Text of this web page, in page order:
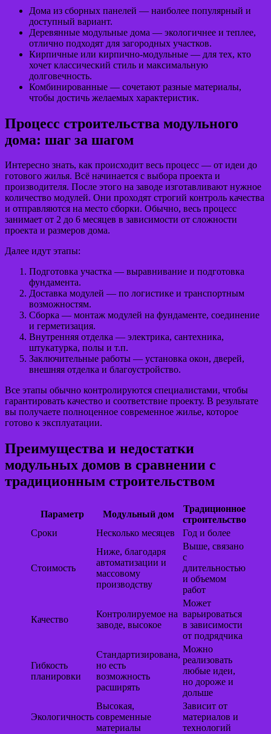
Дома из сборных панелей — наиболее популярный и
доступный вариант.
Деревянные модульные дома — экологичнее и теплее,
отлично подходят для загородных участков.
Кирпичные или кирпично-модульные — для тех, кто
хочет классический стиль и максимальную
долговечность.
Комбинированные — сочетают разные материалы,
чтобы достичь желаемых характеристик.
Процесс строительства модульного
дома: шаг за шагом
Интересно знать, как происходит весь процесс — от идеи до
готового жилья. Всё начинается с выбора проекта и
производителя. После этого на заводе изготавливают нужное
количество модулей. Они проходят строгий контроль качества
и отправляются на место сборки. Обычно, весь процесс
занимает от 2 до 6 месяцев в зависимости от сложности
проекта и размеров дома.
Далее идут этапы:
Подготовка участка — выравнивание и подготовка
фундамента.
Доставка модулей — по логистике и транспортным
возможностям.
Сборка — монтаж модулей на фундаменте, соединение
и герметизация.
Внутренняя отделка — электрика, сантехника,
штукатурка, полы и т.п.
Заключительные работы — установка окон, дверей,
внешняя отделка и благоустройство.
Все этапы обычно контролируются специалистами, чтобы
гарантировать качество и соответствие проекту. В результате
вы получаете полноценное современное жилье, которое
готово к эксплуатации.
Преимущества и недостатки
модульных домов в сравнении с
традиционным строительством
Параметр Модульный дом
Традиционное
строительство
Сроки
Несколько месяцев Год и более
Стоимость
Ниже, благодаря
автоматизации и
массовому
производству
Выше, связано
с
длительностью
и объемом
работ
Качество
Контролируемое на
заводе, высокое
Может
варьироваться
в зависимости
от подрядчика
Гибкость
планировки
Стандартизирована,
но есть
возможность
расширять
Можно
реализовать
любые идеи,
но дороже и
дольше
Экологичность
Высокая,
современные
материалы
Зависит от
материалов и
технологий